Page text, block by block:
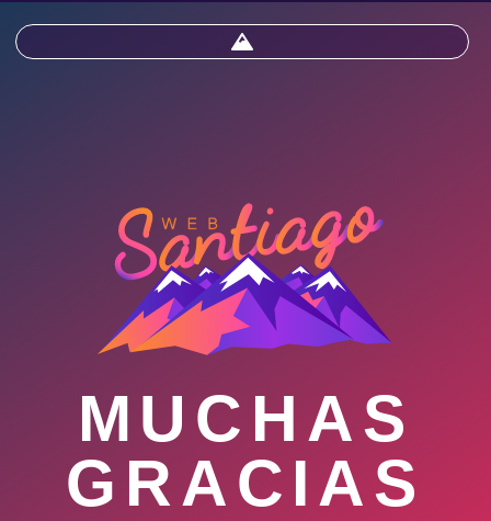
MUCHAS
GRACIAS